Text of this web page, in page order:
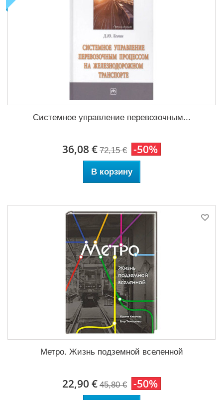
Системное управление перевозочным...
36,08 € 72,15 € -50%
В корзину
Метро. Жизнь подземной вселенной
22,90 € 45,80 € -50%